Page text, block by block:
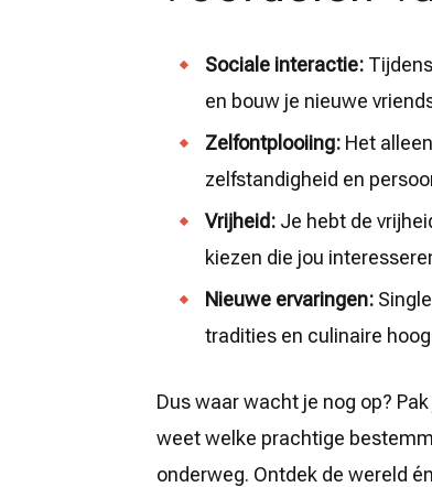
Sociale interactie:
en bouw je nieuwe
Zelfontplooiing: Het
zelfstandigheid en
Vrijheid: Je hebt de
kiezen die jou
Nieuwe ervaringen:
tradities en culinaire
Dus waar wacht je nog op?
weet welke prachtige
onderweg. Ontdek de wereld